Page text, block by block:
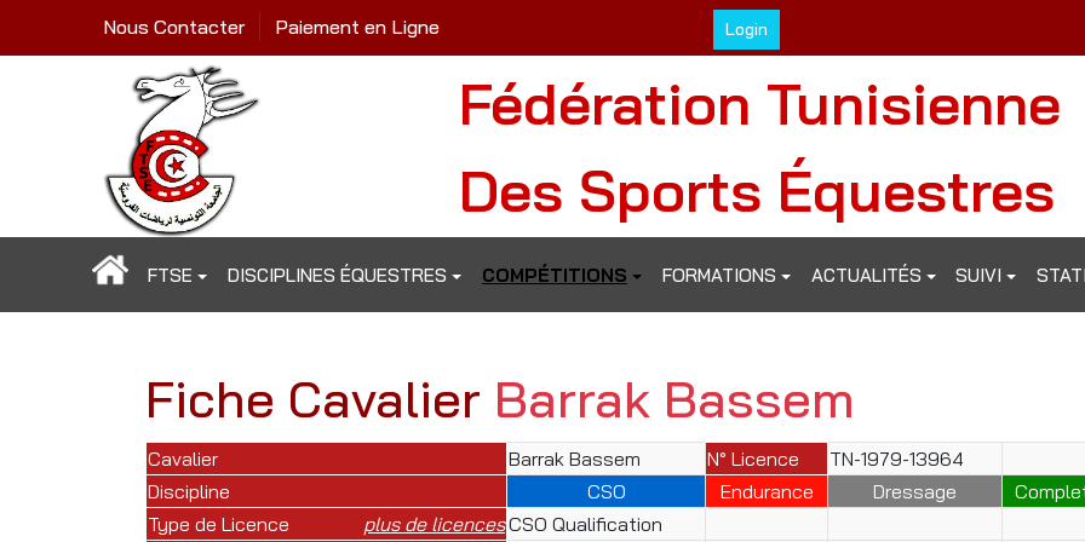
Login
Nous Contacter Paiement en Ligne
Fédération Tunisienne
Des Sports Équestres
FTSE DISCIPLINES ÉQUESTRES COMPÉTITIONS FORMATIONS ACTUALITÉS SUIVI
Fiche Cavalier Barrak Bassem
Cavalier Barrak Bassem N° Licence
TN-1979-13964
Discipline
CSO Endurance Dressage
Type de Licence
plus de licencesCSO Qualification